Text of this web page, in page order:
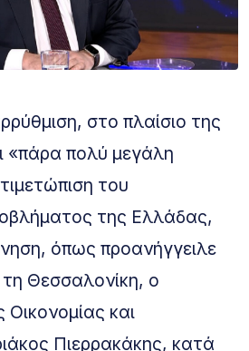
στο πλαίσιο της
«πάρα πολύ μεγάλη
του
της Ελλάδας,
όπως προανήγγειλε
Θεσσαλονίκη, ο
Οικονομίας και
Πιερρακάκης, κατά